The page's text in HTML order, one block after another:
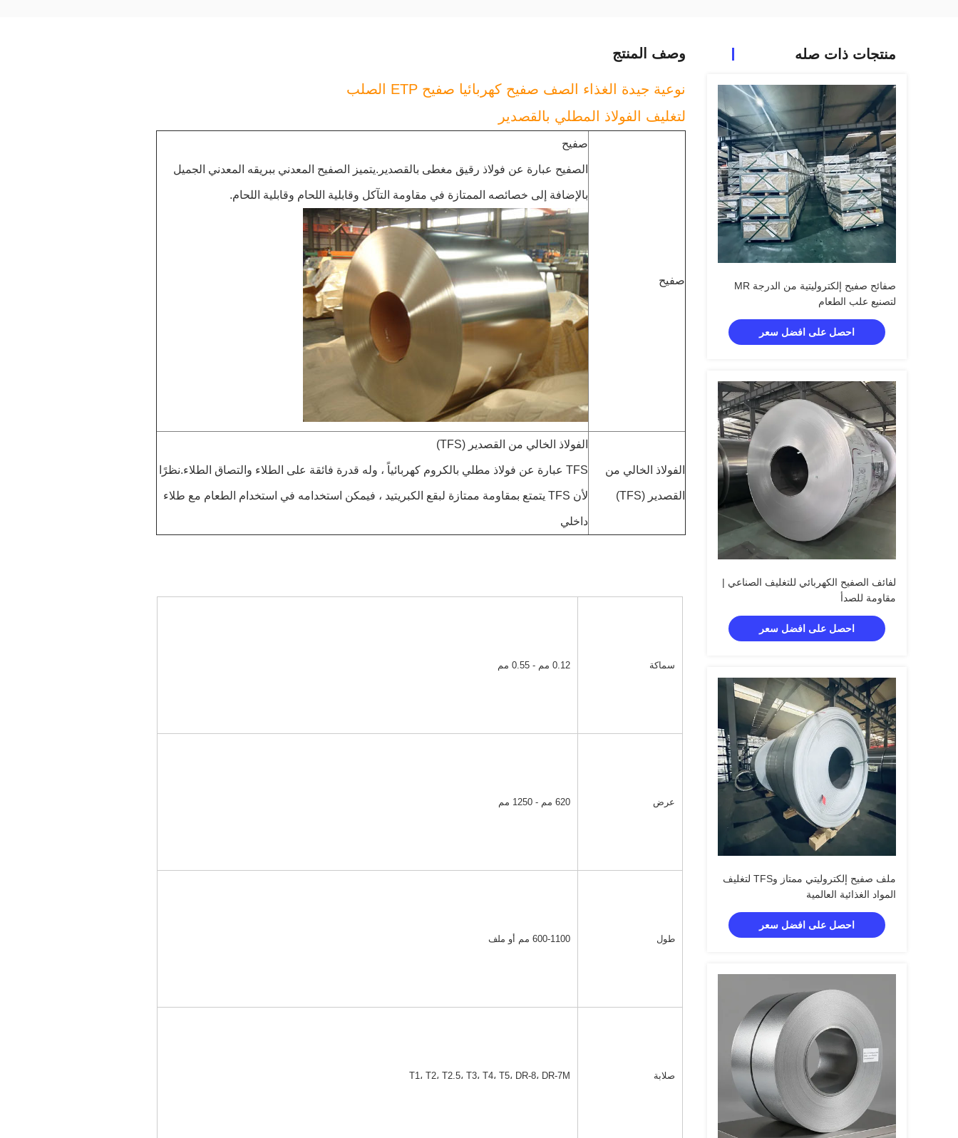
منتجات ذات صله
صفائح صفيح إلكتروليتية من الدرجة MR
لتصنيع علب الطعام
احصل على افضل سعر
لفائف الصفيح الكهربائي للتغليف الصناعي |
مقاومة للصدأ
احصل على افضل سعر
ملف صفيح إلكتروليتي ممتاز وTFS لتغليف
المواد الغذائية العالمية
احصل على افضل سعر
وصف المنتج
نوعية جيدة الغذاء الصف صفيح كهربائيا صفيح ETP الصلب
لتغليف الفولاذ المطلي بالقصدير
صفيح
صفيح
الصفيح عبارة عن فولاذ رقيق مغطى بالقصدير.يتميز الصفيح المعدني ببريقه المعدني الجميل
بالإضافة إلى خصائصه الممتازة في مقاومة التآكل وقابلية اللحام وقابلية اللحام.
الفولاذ الخالي من
القصدير (TFS)
الفولاذ الخالي من القصدير (TFS)
TFS عبارة عن فولاذ مطلي بالكروم كهربائياً ، وله قدرة فائقة على الطلاء والتصاق الطلاء.نظرًا
لأن TFS يتمتع بمقاومة ممتازة لبقع الكبريتيد ، فيمكن استخدامه في استخدام الطعام مع طلاء
داخلي
سماكة 0.12 مم - 0.55 مم
عرض 620 مم - 1250 مم
طول 600-1100 مم أو ملف
صلابة T1، T2، T2.5، T3، T4، T5، DR-8، DR-7M